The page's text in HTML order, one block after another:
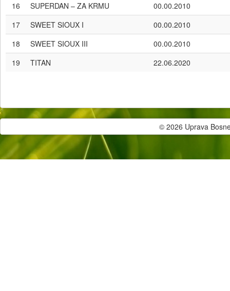
16
SUPERDAN – ZA KRMU
00.00.2010
17
SWEET SIOUX I
00.00.2010
18
SWEET SIOUX III
00.00.2010
19
TITAN 22.06.2020
© 2026 Uprava